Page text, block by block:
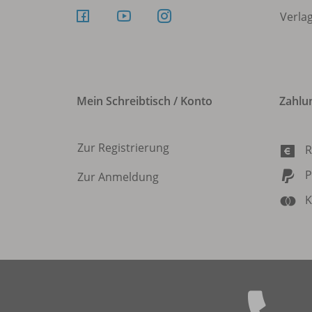
Mein Schreibtisch / Konto
Zur Registrierung
Zur Anmeldung